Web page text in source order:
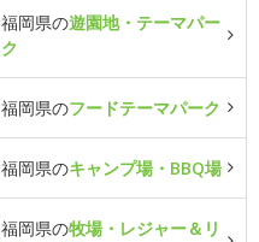
福岡県の遊園地・テーマパー
ク
福岡県のフードテーマパーク
福岡県のキャンプ場・BBQ場
福岡県の牧場・レジャー＆リ